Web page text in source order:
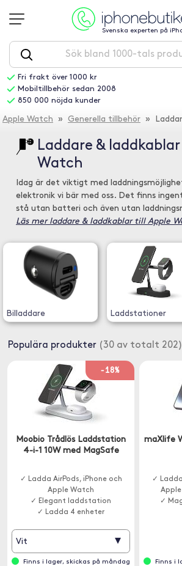
Svenska experten på
Fri frakt över 1000 kr
Mobiltillbehör sedan 2008
850 000 nöjda kunder
Apple Watch » Generella tillbehör »
Laddare &
Watch
Idag är det viktigt med
elektronik vi bär med oss. Det finns
stå utan batteri och även utan
Läs mer laddare & laddkablar till Apple
Billaddare Laddstationer
Populära produkter (30 av totalt 202)
-18%
Moobio Trådlös Laddstation
4-i-1 10W med MagSafe
✓ Ladda AirPods, iPhone och
Apple Watch
✓ Elegant laddstation
✓ Ladda 4 enheter
Vit ▾
Finns i lager, skickas på måndag
maXlife
✓
✓
Finns i